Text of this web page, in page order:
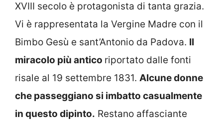
XVIII secolo è protagonista di tanta grazia.
Vi è rappresentata la Vergine Madre con il
Bimbo Gesù e sant’Antonio da Padova. Il
miracolo più antico riportato dalle fonti
risale al 19 settembre 1831. Alcune donne
che passeggiano si imbatto casualmente
in questo dipinto. Restano affasciante